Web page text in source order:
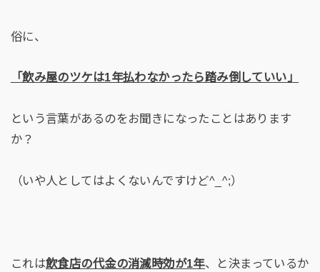
俗に、
「飲み屋のツケは1年払わなかったら踏み倒していい」
という言葉があるのをお聞きになったことはあります
か？
（いや人としてはよくないんですけど^_^;）
これは飲食店の代金の消滅時効が1年、と決まっているか